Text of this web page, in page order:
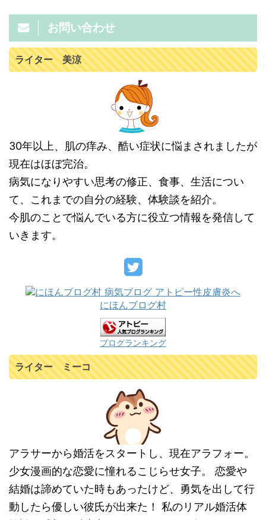
お問い合わせ
ライター 美涼
30年以上、肌の痒み、酷い症状に悩まされましたが
現在はほぼ完治。
病気になりやすい思考の修正、食事、生活につい
て、これまでの自分の経験、体験談を紹介。
今肌のことで悩んでいる方に役立つ情報を発信して
いきます。
にほんブログ村
ブログランキング
ライター ミーコ
アラサーから婚活をスタートし、現在アラフォー。
少女漫画的な恋愛に憧れるこじらせ女子。 恋愛や
結婚は諦めていた時もあったけど、勇気を出して行
動したら優しい彼氏が出来た！ 私のリアル婚活体